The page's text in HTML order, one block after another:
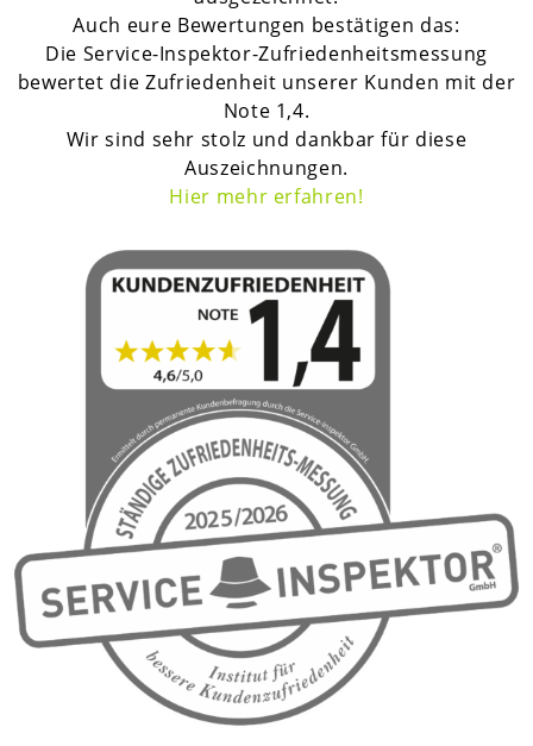
Auch eure Bewertungen bestätigen das:
Die Service-Inspektor-Zufriedenheitsmessung
bewertet die Zufriedenheit unserer Kunden mit der
Note 1,4.
Wir sind sehr stolz und dankbar für diese
Auszeichnungen.
Hier mehr erfahren!